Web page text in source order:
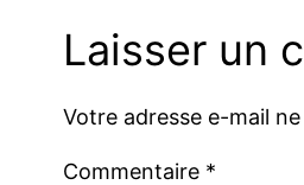
Laisser un
Votre adresse e-mail
Commentaire *